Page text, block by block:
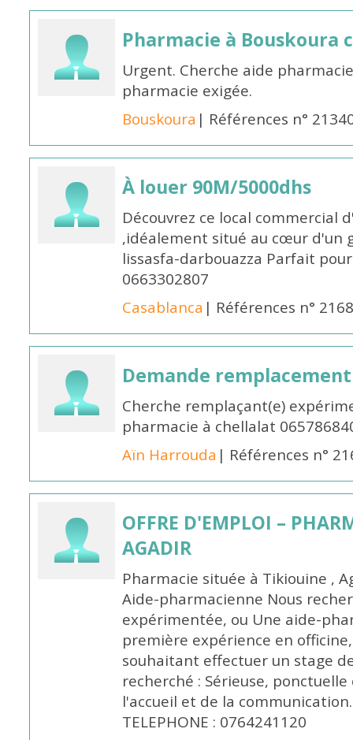
Pharmacie à Bouskoura
Urgent. Cherche aide
pharmacie exigée.
Bouskoura | Références n°
À louer 90M/5000dhs
Découvrez ce local commercial
,idéalement situé au cœur d'un
lissasfa-darbouazza Parfait
0663302807
Casablanca | Références n°
Demande remplacement
Cherche remplaçant(e)
pharmacie à chellalat
Aïn Harrouda | Références n°
OFFRE D'EMPLOI –
AGADIR
Pharmacie située à Tikiouine ,
Aide-pharmacienne Nous
expérimentée, ou Une aide-
première expérience en
souhaitant effectuer un stage
recherché : Sérieuse,
l'accueil et de la
TELEPHONE : 0764241120